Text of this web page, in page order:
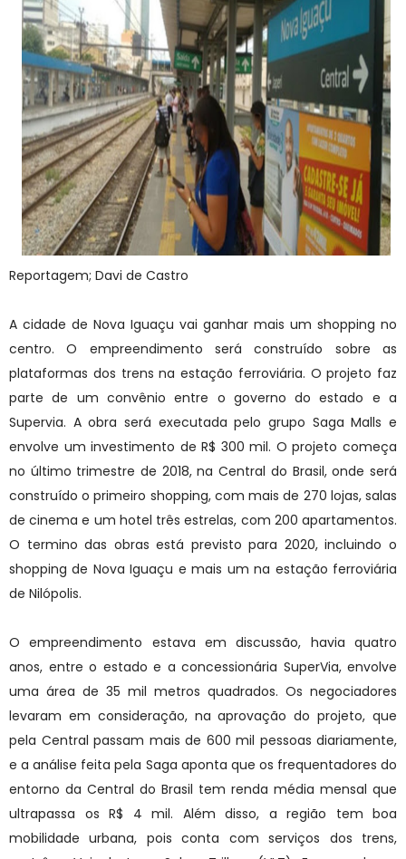
Reportagem; Davi de Castro
A cidade de Nova Iguaçu vai ganhar mais um shopping no
centro. O empreendimento será construído sobre as
plataformas dos trens na estação ferroviária. O projeto faz
parte de um convênio entre o governo do estado e a
Supervia. A obra será executada pelo grupo Saga Malls e
envolve um investimento de R$ 300 mil. O projeto começa
no último trimestre de 2018, na Central do Brasil, onde será
construído o primeiro shopping, com mais de 270 lojas, salas
de cinema e um hotel três estrelas, com 200 apartamentos.
O termino das obras está previsto para 2020, incluindo o
shopping de Nova Iguaçu e mais um na estação ferroviária
de Nilópolis.
O empreendimento estava em discussão, havia quatro
anos, entre o estado e a concessionária SuperVia, envolve
uma área de 35 mil metros quadrados. Os negociadores
levaram em consideração, na aprovação do projeto, que
pela Central passam mais de 600 mil pessoas diariamente,
e a análise feita pela Saga aponta que os frequentadores do
entorno da Central do Brasil tem renda média mensal que
ultrapassa os R$ 4 mil. Além disso, a região tem boa
mobilidade urbana, pois conta com serviços dos trens,